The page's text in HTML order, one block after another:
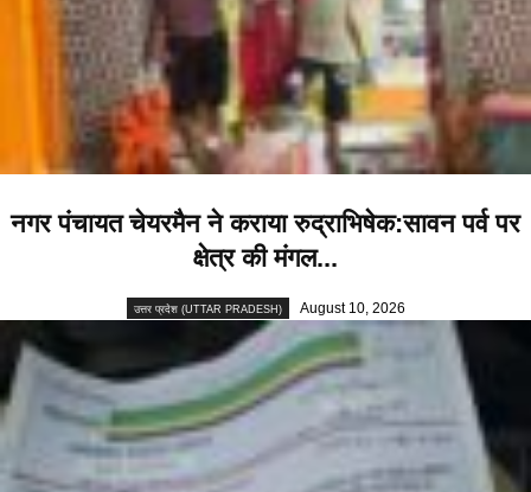
नगर पंचायत चेयरमैन ने कराया रुद्राभिषेक:सावन पर्व पर
क्षेत्र की मंगल...
उत्तर प्रदेश (UTTAR PRADESH) August 10, 2026